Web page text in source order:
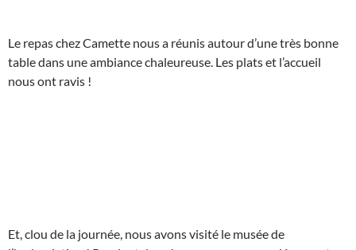
Le repas chez Camette nous a réunis autour d’une très bonne
table dans une ambiance chaleureuse. Les plats et l’accueil
nous ont ravis !
Et, clou de la journée, nous avons visité le musée de